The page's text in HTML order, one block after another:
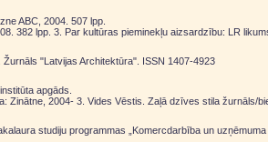
ABC, 2004. 507 lpp.
382 lpp. 3. Par kultūras pieminekļu aizsardzību: LR
"Latvijas Architektūra". ISSN 1407-4923
apgāds.
Zinātne, 2004- 3. Vides Vēstis. Zaļā dzīves stila žurnāls/
studiju programmas „Komercdarbība un